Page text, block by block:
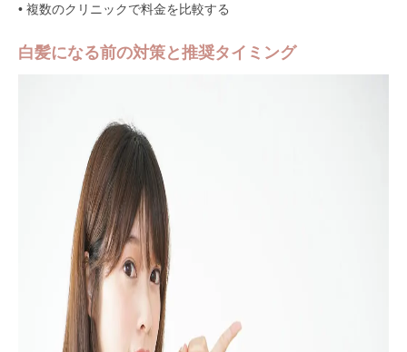
• 複数のクリニックで料金を比較する
白髪になる前の対策と推奨タイミング